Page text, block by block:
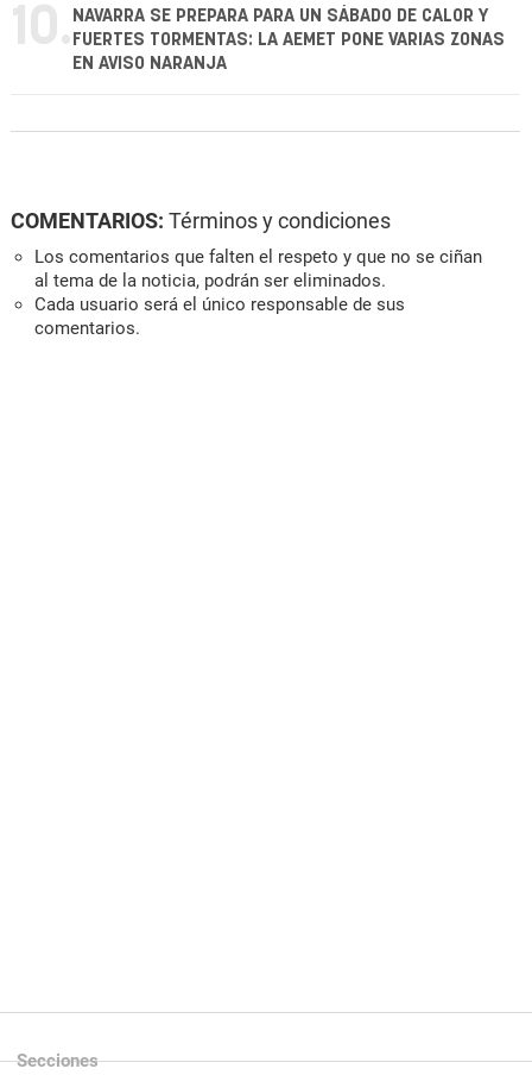
10. NAVARRA SE PREPARA PARA UN SÁBADO DE CALOR Y
FUERTES TORMENTAS: LA AEMET PONE VARIAS ZONAS
EN AVISO NARANJA
COMENTARIOS: Términos y condiciones
Los comentarios que falten el respeto y que no se ciñan
al tema de la noticia, podrán ser eliminados.
Cada usuario será el único responsable de sus
comentarios.
Secciones